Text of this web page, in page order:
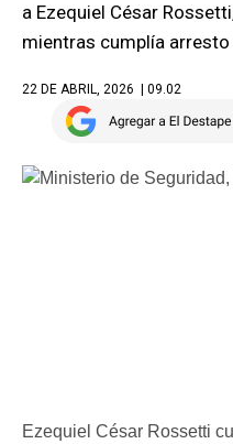
a Ezequiel César
mientras cumplía
22 DE ABRIL, 2026 | 09.02
Ezequiel César Rossetti